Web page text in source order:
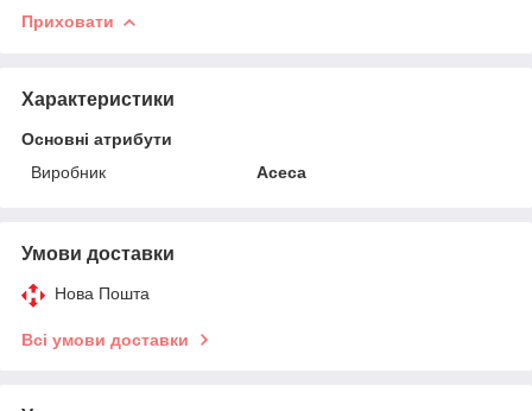
Приховати
Характеристики
Основні атрибути
Виробник
Асеса
Умови доставки
Нова Пошта
Всі умови доставки